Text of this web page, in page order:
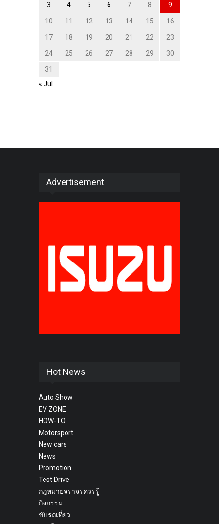
3 4 5 6 7 8 9
10 11 12 13 14 15 16
17 18 19 20 21 22 23
24 25 26 27 28 29 30
31
« Jul
Advertisement
Hot News
Auto Show
EV ZONE
HOW-TO
Motorsport
New cars
News
Promotion
Test Drive
กฎหมายจราจรควรรู้
กิจกรรม
ขับรถเที่ยว